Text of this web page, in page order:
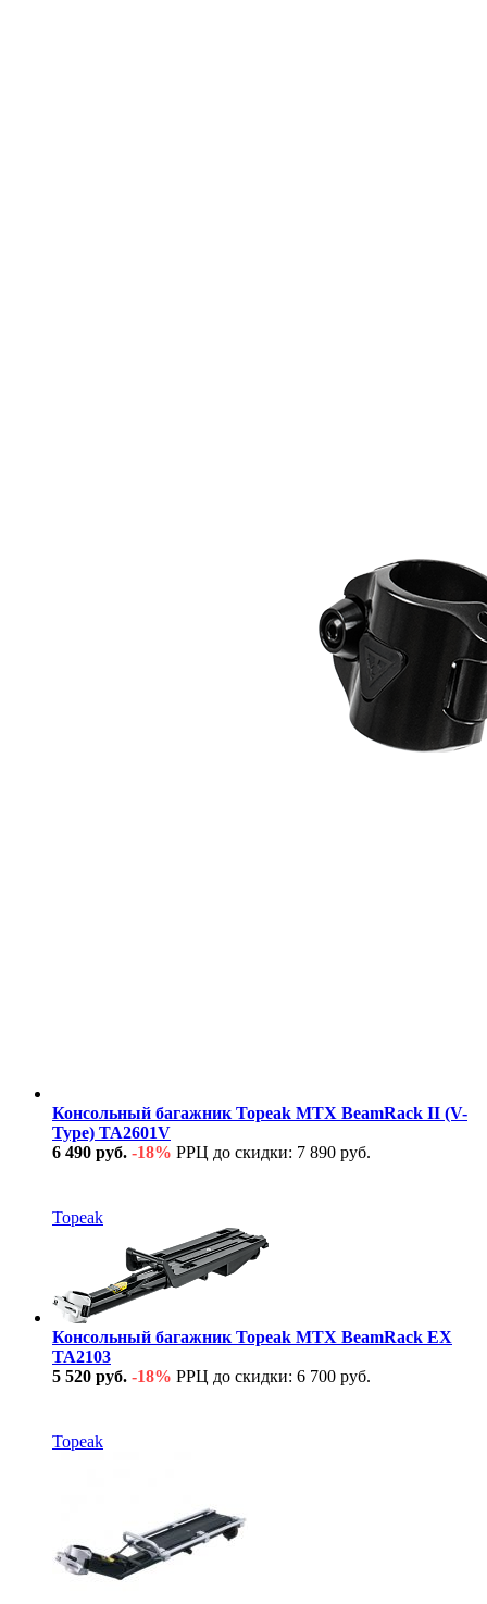
Консольный багажник Topeak MTX BeamRack II (V-
Type) TA2601V
6 490 руб. -18% РРЦ до скидки: 7 890 руб.
Topeak
Консольный багажник Topeak MTX BeamRack EX
TA2103
5 520 руб. -18% РРЦ до скидки: 6 700 руб.
Topeak